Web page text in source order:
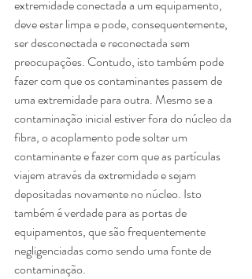
extremidade conectada a um equipamento,
deve estar limpa e pode, consequentemente,
ser desconectada e reconectada sem
preocupações. Contudo, isto também pode
fazer com que os contaminantes passem de
uma extremidade para outra. Mesmo se a
contaminação inicial estiver fora do núcleo da
fibra, o acoplamento pode soltar um
contaminante e fazer com que as partículas
viajem através da extremidade e sejam
depositadas novamente no núcleo. Isto
também é verdade para as portas de
equipamentos, que são frequentemente
negligenciadas como sendo uma fonte de
contaminação.